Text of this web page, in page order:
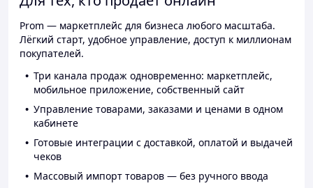
Prom — маркетплейс для бизнеса любого масштаба.
Лёгкий старт, удобное управление, доступ к миллионам
покупателей.
Три канала продаж одновременно: маркетплейс,
мобильное приложение, собственный сайт
Управление товарами, заказами и ценами в одном
кабинете
Готовые интеграции с доставкой, оплатой и выдачей
чеков
Массовый импорт товаров — без ручного ввода